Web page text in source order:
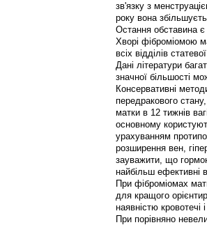
зв'язку з
року вона
Остання обставина є
Хворі фіброміомою
всіх відділів
Дані літератури
значної більшості
Консервативні
передракового
матки в 12 тижнів
основному
урахуванням
розширення вен,
зауважити, що
найбільш ефективні
При фіброміомах
для кращого
наявністю кровотечі
При порівняно